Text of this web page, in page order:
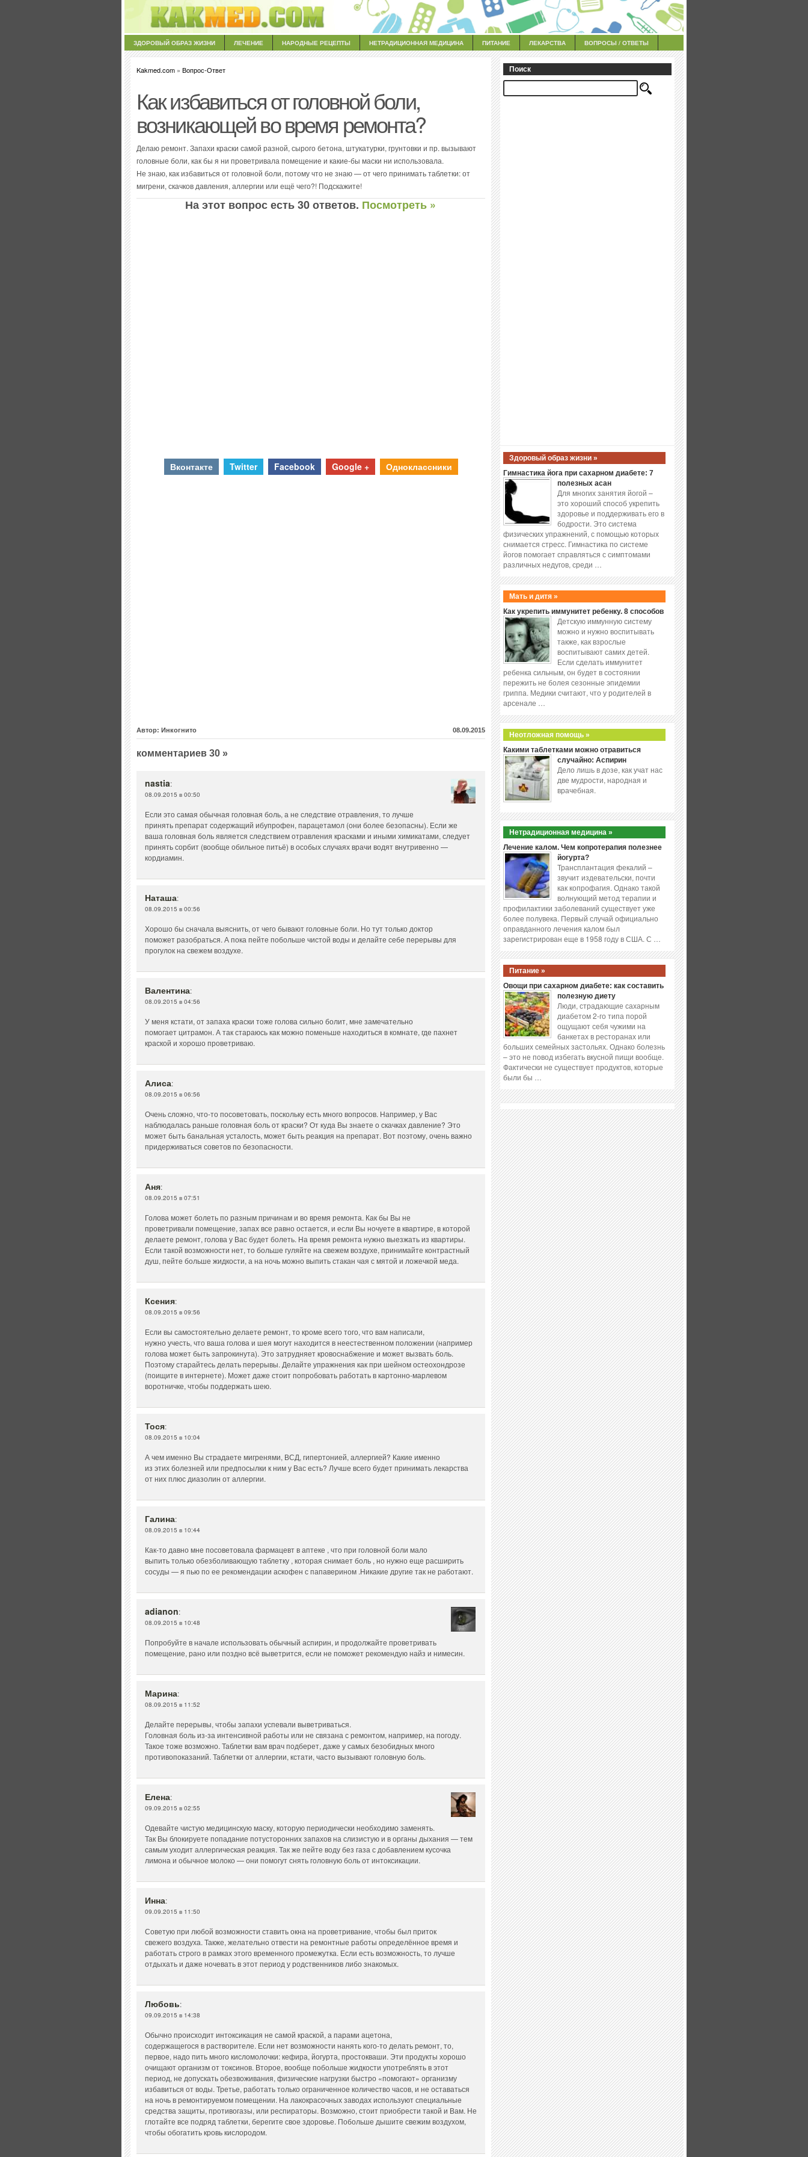
ЗДОРОВЫЙ ОБРАЗ ЖИЗНИ ЛЕЧЕНИЕ НАРОДНЫЕ РЕЦЕПТЫ НЕТРАДИЦИОННАЯ МЕДИЦИНА ПИТАНИЕ ЛЕКАРСТВА ВОПРОСЫ / ОТВЕТЫ
Kakmed.com » Вопрос-Ответ
Как избавиться от головной боли,
возникающей во время ремонта?
Делаю ремонт. Запахи краски самой разной, сырого бетона, штукатурки, грунтовки и пр. вызывают
головные боли, как бы я ни проветривала помещение и какие-бы маски ни использовала.
Не знаю, как избавиться от головной боли, потому что не знаю — от чего принимать таблетки: от
мигрени, скачков давления, аллергии или ещё чего?! Подскажите!
На этот вопрос есть 30 ответов. Посмотреть »
Вконтакте Twitter Facebook Google + Одноклассники
Автор: Инкогнито 08.09.2015
комментариев 30 »
nastia:
08.09.2015 в 00:50
Если это самая обычная головная боль, а не следствие отравления, то лучше
принять препарат содержащий ибупрофен, парацетамол (они более безопасны). Если же
ваша головная боль является следствием отравления красками и иными химикатами, следует
принять сорбит (вообще обильное питьё) в особых случаях врачи водят внутривенно —
кордиамин.
Наташа:
08.09.2015 в 00:56
Хорошо бы сначала выяснить, от чего бывают головные боли. Но тут только доктор
поможет разобраться. А пока пейте побольше чистой воды и делайте себе перерывы для
прогулок на свежем воздухе.
Валентина:
08.09.2015 в 04:56
У меня кстати, от запаха краски тоже голова сильно болит, мне замечательно
помогает цитрамон. А так стараюсь как можно поменьше находиться в комнате, где пахнет
краской и хорошо проветриваю.
Алиса:
08.09.2015 в 06:56
Очень сложно, что-то посоветовать, поскольку есть много вопросов. Например, у Вас
наблюдалась раньше головная боль от краски? От куда Вы знаете о скачках давление? Это
может быть банальная усталость, может быть реакция на препарат. Вот поэтому, очень важно
придерживаться советов по безопасности.
Аня:
08.09.2015 в 07:51
Голова может болеть по разным причинам и во время ремонта. Как бы Вы не
проветривали помещение, запах все равно остается, и если Вы ночуете в квартире, в которой
делаете ремонт, голова у Вас будет болеть. На время ремонта нужно выезжать из квартиры.
Если такой возможности нет, то больше гуляйте на свежем воздухе, принимайте контрастный
душ, пейте больше жидкости, а на ночь можно выпить стакан чая с мятой и ложечкой меда.
Ксения:
08.09.2015 в 09:56
Если вы самостоятельно делаете ремонт, то кроме всего того, что вам написали,
нужно учесть, что ваша голова и шея могут находится в неестественном положении (например
голова может быть запрокинута). Это затрудняет кровоснабжение и может вызвать боль.
Поэтому старайтесь делать перерывы. Делайте упражнения как при шейном остеохондрозе
(поищите в интернете). Может даже стоит попробовать работать в картонно-марлевом
воротничке, чтобы поддержать шею.
Тося:
08.09.2015 в 10:04
А чем именно Вы страдаете мигренями, ВСД, гипертонией, аллергией? Какие именно
из этих болезней или предпосылки к ним у Вас есть? Лучше всего будет принимать лекарства
от них плюс диазолин от аллергии.
Галина:
08.09.2015 в 10:44
Как-то давно мне посоветовала фармацевт в аптеке , что при головной боли мало
выпить только обезболивающую таблетку , которая снимает боль , но нужно еще расширить
сосуды — я пью по ее рекомендации аскофен с папаверином .Никакие другие так не работают.
adianon:
08.09.2015 в 10:48
Попробуйте в начале использовать обычный аспирин, и продолжайте проветривать
помещение, рано или поздно всё выветрится, если не поможет рекомендую найз и нимесин.
Марина:
08.09.2015 в 11:52
Делайте перерывы, чтобы запахи успевали выветриваться.
Головная боль из-за интенсивной работы или не связана с ремонтом, например, на погоду.
Такое тоже возможно. Таблетки вам врач подберет, даже у самых безобидных много
противопоказаний. Таблетки от аллергии, кстати, часто вызывают головную боль.
Елена:
09.09.2015 в 02:55
Одевайте чистую медицинскую маску, которую периодически необходимо заменять.
Так Вы блокируете попадание потусторонних запахов на слизистую и в органы дыхания — тем
самым уходит аллергическая реакция. Так же пейте воду без газа с добавлением кусочка
лимона и обычное молоко — они помогут снять головную боль от интоксикации.
Инна:
09.09.2015 в 11:50
Советую при любой возможности ставить окна на проветривание, чтобы был приток
свежего воздуха. Также, желательно отвести на ремонтные работы определённое время и
работать строго в рамках этого временного промежутка. Если есть возможность, то лучше
отдыхать и даже ночевать в этот период у родственников либо знакомых.
Любовь:
09.09.2015 в 14:38
Обычно происходит интоксикация не самой краской, а парами ацетона,
содержащегося в растворителе. Если нет возможности нанять кого-то делать ремонт, то,
первое, надо пить много кисломолочки: кефира, йогурта, простокваши. Эти продукты хорошо
очищают организм от токсинов. Второе, вообще побольше жидкости употреблять в этот
период, не допускать обезвоживания, физические нагрузки быстро «помогают» организму
избавиться от воды. Третье, работать только ограниченное количество часов, и не оставаться
на ночь в ремонтируемом помещении. На лакокрасочных заводах используют специальные
средства защиты, противогазы, или респираторы. Возможно, стоит приобрести такой и Вам. Не
глотайте все подряд таблетки, берегите свое здоровье. Побольше дышите свежим воздухом,
чтобы обогатить кровь кислородом.
Поиск
Здоровый образ жизни »
Гимнастика йога при сахарном диабете: 7
полезных асан
Для многих занятия йогой –
это хороший способ укрепить
здоровье и поддерживать его в
бодрости. Это система
физических упражнений, с помощью которых
снимается стресс. Гимнастика по системе
йогов помогает справляться с симптомами
различных недугов, среди …
Мать и дитя »
Как укрепить иммунитет ребенку. 8 способов
Детскую иммунную систему
можно и нужно воспитывать
также, как взрослые
воспитывают самих детей.
Если сделать иммунитет
ребенка сильным, он будет в состоянии
пережить не болея сезонные эпидемии
гриппа. Медики считают, что у родителей в
арсенале …
Неотложная помощь »
Какими таблетками можно отравиться
случайно: Аспирин
Дело лишь в дозе, как учат нас
две мудрости, народная и
врачебная.
Нетрадиционная медицина »
Лечение калом. Чем копротерапия полезнее
йогурта?
Трансплантация фекалий –
звучит издевательски, почти
как копрофагия. Однако такой
волнующий метод терапии и
профилактики заболеваний существует уже
более полувека. Первый случай официально
оправданного лечения калом был
зарегистрирован еще в 1958 году в США. С …
Питание »
Овощи при сахарном диабете: как составить
полезную диету
Люди, страдающие сахарным
диабетом 2-го типа порой
ощущают себя чужими на
банкетах в ресторанах или
больших семейных застольях. Однако болезнь
– это не повод избегать вкусной пищи вообще.
Фактически не существует продуктов, которые
были бы …